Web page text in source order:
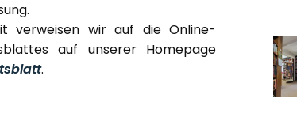
verweisen wir auf die Online-
auf unserer Homepage
.